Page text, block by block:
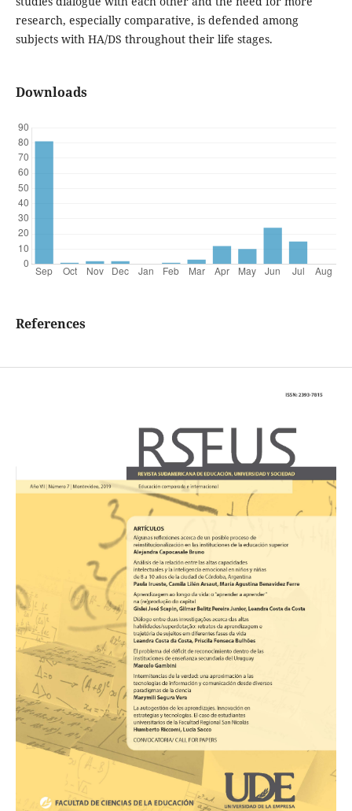
research, especially comparative, is defended among
subjects with HA/DS throughout their life stages.
Downloads
References